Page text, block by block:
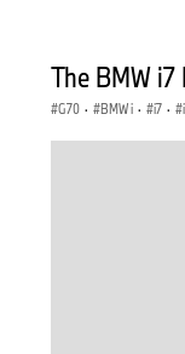
The BMW
G70 · BMW i · i7 ·